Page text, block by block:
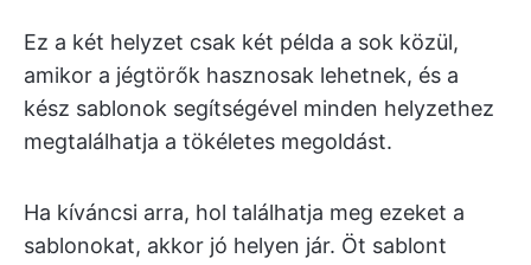
Ez a két helyzet csak két példa a sok közül,
amikor a jégtörők hasznosak lehetnek, és a
kész sablonok segítségével minden helyzethez
megtalálhatja a tökéletes megoldást.
Ha kíváncsi arra, hol találhatja meg ezeket a
sablonokat, akkor jó helyen jár. Öt sablont